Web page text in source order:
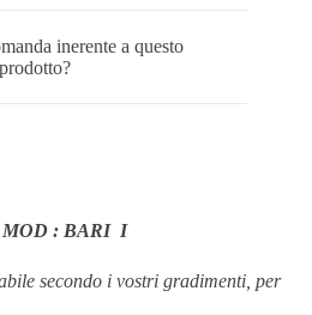
inerente a questo
prodotto?
MOD : BARI I
secondo i vostri gradimenti, per